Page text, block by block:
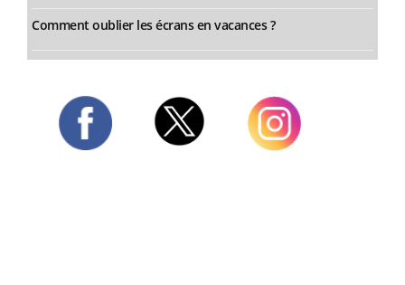
Comment oublier les écrans en vacances ?